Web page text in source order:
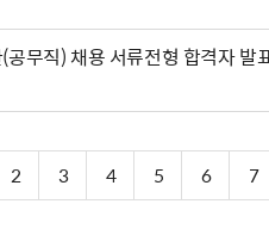
무직) 채용 서류전형 합격자 발
2 3 4 5 6 7